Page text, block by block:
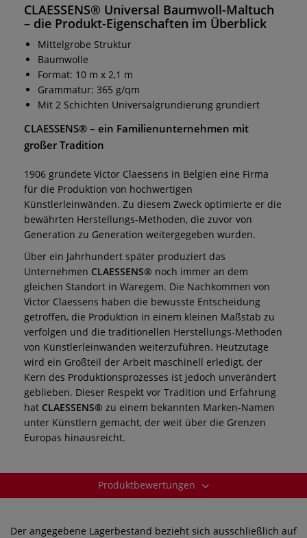
CLAESSENS® Universal Baumwoll-Maltuch
– die Produkt-Eigenschaften im Überblick
Mittelgrobe Struktur
Baumwolle
Format: 10 m x 2,1 m
Grammatur: 365 g/qm
Mit 2 Schichten Universalgrundierung grundiert
CLAESSENS® – ein Familienunternehmen mit
großer Tradition
1906 gründete Victor Claessens in Belgien eine Firma
für die Produktion von hochwertigen
Künstlerleinwänden. Zu diesem Zweck optimierte er die
bewährten Herstellungs-Methoden, die zuvor von
Generation zu Generation weitergegeben wurden.
Über ein Jahrhundert später produziert das
Unternehmen CLAESSENS® noch immer an dem
gleichen Standort in Waregem. Die Nachkommen von
Victor Claessens haben die bewusste Entscheidung
getroffen, die Produktion in einem kleinen Maßstab zu
verfolgen und die traditionellen Herstellungs-Methoden
von Künstlerleinwänden weiterzuführen. Heutzutage
wird ein Großteil der Arbeit maschinell erledigt, der
Kern des Produktionsprozesses ist jedoch unverändert
geblieben. Dieser Respekt vor Tradition und Erfahrung
hat CLAESSENS® zu einem bekannten Marken-Namen
unter Künstlern gemacht, der weit über die Grenzen
Europas hinausreicht.
Produktbewertungen
Der angegebene Lagerbestand bezieht sich ausschließlich auf